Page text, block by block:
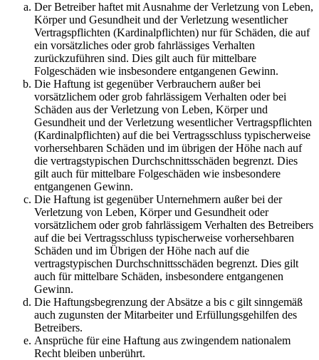
Der Betreiber haftet mit Ausnahme der Verletzung von Leben,
Körper und Gesundheit und der Verletzung wesentlicher
Vertragspflichten (Kardinalpflichten) nur für Schäden, die auf
ein vorsätzliches oder grob fahrlässiges Verhalten
zurückzuführen sind. Dies gilt auch für mittelbare
Folgeschäden wie insbesondere entgangenen Gewinn.
Die Haftung ist gegenüber Verbrauchern außer bei
vorsätzlichem oder grob fahrlässigem Verhalten oder bei
Schäden aus der Verletzung von Leben, Körper und
Gesundheit und der Verletzung wesentlicher Vertragspflichten
(Kardinalpflichten) auf die bei Vertragsschluss typischerweise
vorhersehbaren Schäden und im übrigen der Höhe nach auf
die vertragstypischen Durchschnittsschäden begrenzt. Dies
gilt auch für mittelbare Folgeschäden wie insbesondere
entgangenen Gewinn.
Die Haftung ist gegenüber Unternehmern außer bei der
Verletzung von Leben, Körper und Gesundheit oder
vorsätzlichem oder grob fahrlässigem Verhalten des Betreibers
auf die bei Vertragsschluss typischerweise vorhersehbaren
Schäden und im Übrigen der Höhe nach auf die
vertragstypischen Durchschnittsschäden begrenzt. Dies gilt
auch für mittelbare Schäden, insbesondere entgangenen
Gewinn.
Die Haftungsbegrenzung der Absätze a bis c gilt sinngemäß
auch zugunsten der Mitarbeiter und Erfüllungsgehilfen des
Betreibers.
Ansprüche für eine Haftung aus zwingendem nationalem
Recht bleiben unberührt.